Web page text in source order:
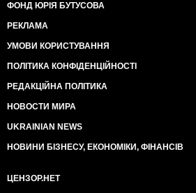
ФОНД ЮРІЯ БУТУСОВА
РЕКЛАМА
УМОВИ КОРИСТУВАННЯ
ПОЛІТИКА КОНФІДЕНЦІЙНОСТІ
РЕДАКЦІЙНА ПОЛІТИКА
НОВОСТИ МИРА
UKRAINIAN NEWS
НОВИНИ БІЗНЕСУ, ЕКОНОМІКИ, ФІНАНСІВ
ЦЕНЗОР.НЕТ